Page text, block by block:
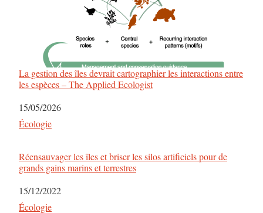
La gestion des îles devrait cartographier les interactions entre
les espèces – The Applied Ecologist
Date
15/05/2026
Par rapport à
Écologie
Réensauvager les îles et briser les silos artificiels pour de
grands gains marins et terrestres
Date
15/12/2022
Par rapport à
Écologie